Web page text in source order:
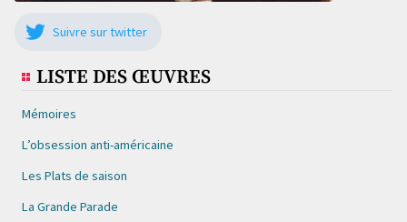
Suivre sur twitter
LISTE DES ŒUVRES
Mémoires
L’obsession anti-américaine
Les Plats de saison
La Grande Parade